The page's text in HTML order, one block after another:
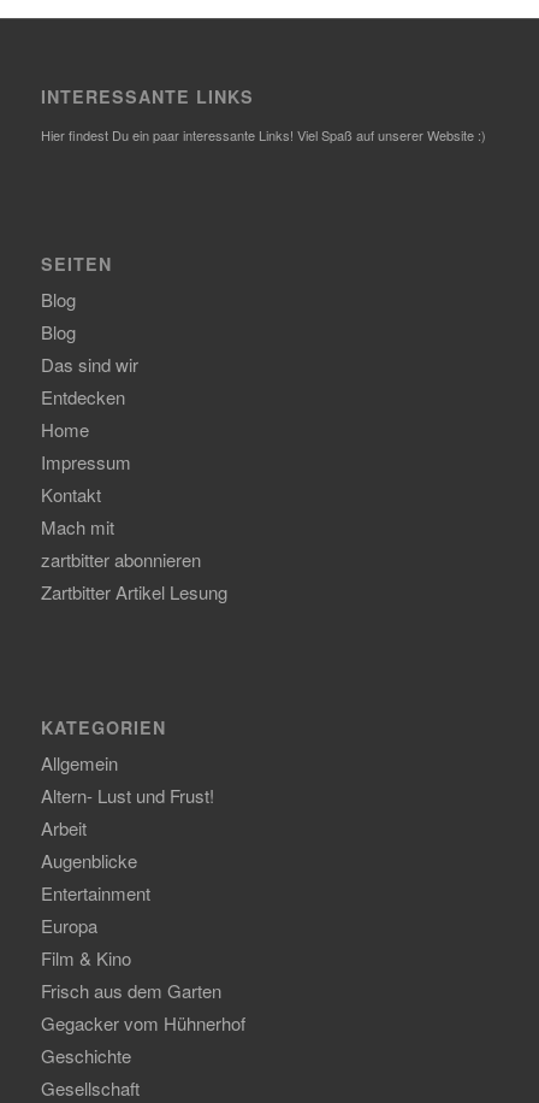
INTERESSANTE LINKS
Hier findest Du ein paar interessante Links! Viel Spaß auf unserer Website :)
SEITEN
Blog
Blog
Das sind wir
Entdecken
Home
Impressum
Kontakt
Mach mit
zartbitter abonnieren
Zartbitter Artikel Lesung
KATEGORIEN
Allgemein
Altern- Lust und Frust!
Arbeit
Augenblicke
Entertainment
Europa
Film & Kino
Frisch aus dem Garten
Gegacker vom Hühnerhof
Geschichte
Gesellschaft